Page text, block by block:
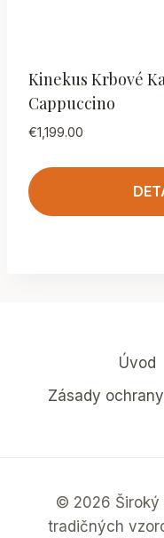
Kinekus Krbové
Cappuccino
€1,199.00
Úvod
Zásady
© 2026 Široký
tradičných